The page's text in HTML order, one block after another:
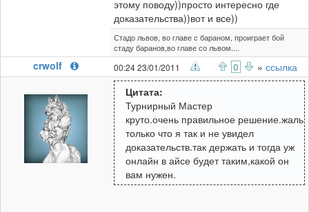
этому поводу))просто интересно где
доказательства))вот и все))
Стадо львов, во главе с бараном, проиграет бой
стаду баранов,во главе со львом....
crwolf 00:24 23/01/2011 0 » ссылка
Цитата:
Турнирный Мастер
круто.очень правильное решение.жаль
только что я так и не увидел
доказательств.так держать и тогда уж
онлайн в айсе будет таким,какой он
вам нужен.